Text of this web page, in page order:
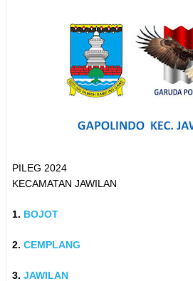
PILEG 2024
KECAMATAN JAWILAN
1. BOJOT
2. CEMPLANG
3. JAWILAN